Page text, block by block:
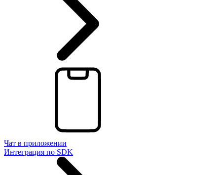
Чат в приложении
Интеграция по SDK